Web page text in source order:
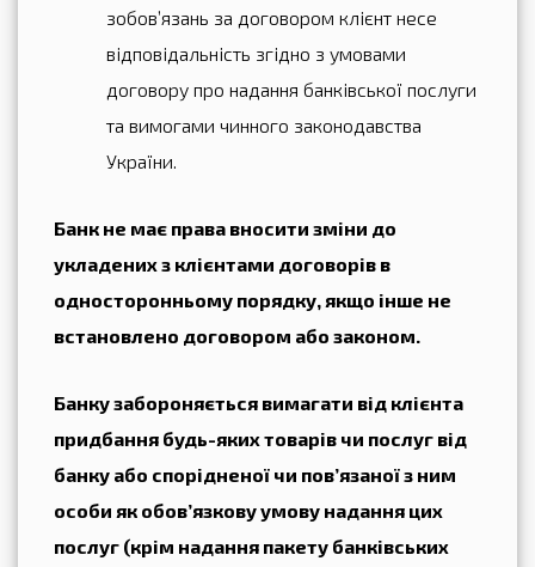
зобов’язань за договором клієнт несе
відповідальність згідно з умовами
договору про надання банківської послуги
та вимогами чинного законодавства
України.
Банк не має права вносити зміни до
укладених з клієнтами договорів в
односторонньому порядку, якщо інше не
встановлено договором або законом.
Банку забороняється вимагати від клієнта
придбання будь-яких товарів чи послуг від
банку або спорідненої чи пов’язаної з ним
особи як обов’язкову умову надання цих
послуг (крім надання пакету банківських